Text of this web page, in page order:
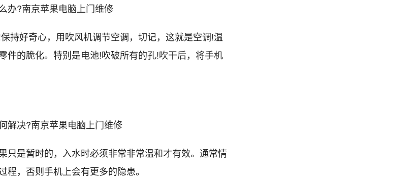
办?南京苹果电脑上门维修
持好奇心，用吹风机调节空调，切记，这就是空调!温
件的脆化。特别是电池!吹破所有的孔!吹干后，将手机
解决?南京苹果电脑上门维修
只是暂时的，入水时必须非常非常温和才有效。通常情
程，否则手机上会有更多的隐患。